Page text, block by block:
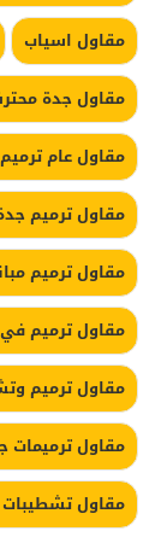
مقاول اسياب
مقاول جدة
مقاول عام
مقاول ترميم
مقاول ترميم
مقاول ترميم
مقاول ترميم
مقاول ترميمات
مقاول